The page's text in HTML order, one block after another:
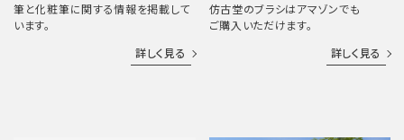
筆と化粧筆に関する情報を掲載して
います。
詳しく見る
仿古堂のブラシはアマゾンでも
ご購入いただけます。
詳しく見る